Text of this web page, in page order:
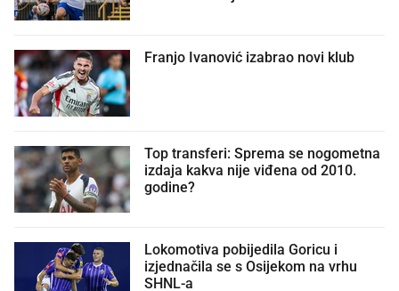
Franjo Ivanović izabrao novi klub
Top transferi: Sprema se nogometna
izdaja kakva nije viđena od 2010.
godine?
Lokomotiva pobijedila Goricu i
izjednačila se s Osijekom na vrhu
SHNL-a